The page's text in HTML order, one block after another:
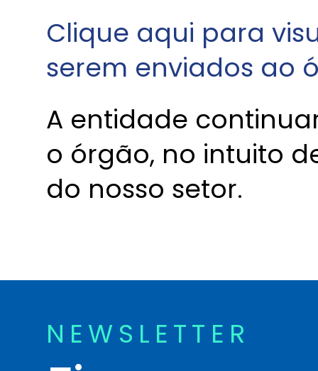
Clique aqui para
serem enviados ao
A entidade
o órgão, no intuito
do nosso setor.
NEWSLETTER